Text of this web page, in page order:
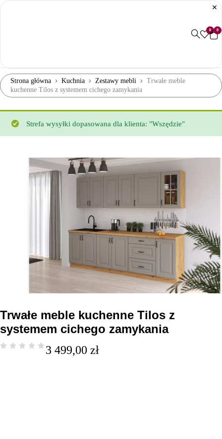
0 0
Strona główna Kuchnia Zestawy mebli
Trwałe meble
kuchenne Tilos z systemem cichego zamykania
Strefa wysyłki dopasowana dla klienta: "Wszędzie"
Trwałe meble kuchenne Tilos z
systemem cichego zamykania
3 499,00 zł